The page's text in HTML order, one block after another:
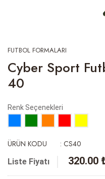
FUTBOL FORMALARI
Cyber Sport
40
Renk Seçenekleri
ÜRÜN KODU : CS40
Liste Fiyatı 320.00